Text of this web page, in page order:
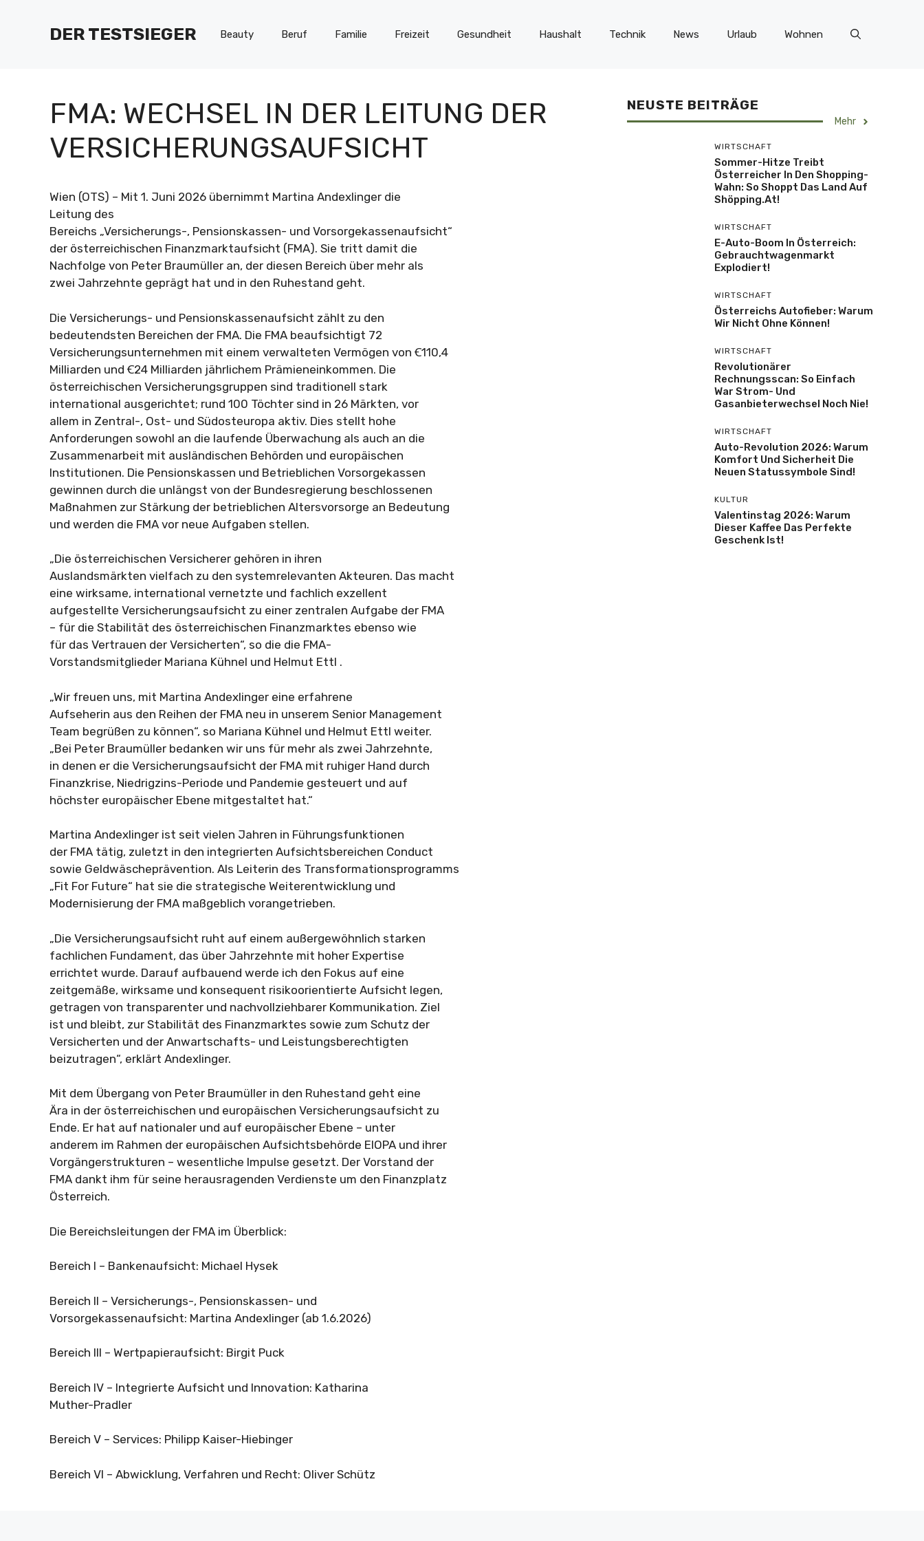
DER TESTSIEGER Beauty Beruf Familie Freizeit Gesundheit Haushalt Technik News Urlaub Wohnen
FMA: WECHSEL IN DER LEITUNG DER
VERSICHERUNGSAUFSICHT
Wien (OTS) – Mit 1. Juni 2026 übernimmt Martina Andexlinger die
Leitung des
Bereichs „Versicherungs-, Pensionskassen- und Vorsorgekassenaufsicht“
der österreichischen Finanzmarktaufsicht (FMA). Sie tritt damit die
Nachfolge von Peter Braumüller an, der diesen Bereich über mehr als
zwei Jahrzehnte geprägt hat und in den Ruhestand geht.
Die Versicherungs- und Pensionskassenaufsicht zählt zu den
bedeutendsten Bereichen der FMA. Die FMA beaufsichtigt 72
Versicherungsunternehmen mit einem verwalteten Vermögen von Ꞓ110,4
Milliarden und Ꞓ24 Milliarden jährlichem Prämieneinkommen. Die
österreichischen Versicherungsgruppen sind traditionell stark
international ausgerichtet; rund 100 Töchter sind in 26 Märkten, vor
allem in Zentral-, Ost- und Südosteuropa aktiv. Dies stellt hohe
Anforderungen sowohl an die laufende Überwachung als auch an die
Zusammenarbeit mit ausländischen Behörden und europäischen
Institutionen. Die Pensionskassen und Betrieblichen Vorsorgekassen
gewinnen durch die unlängst von der Bundesregierung beschlossenen
Maßnahmen zur Stärkung der betrieblichen Altersvorsorge an Bedeutung
und werden die FMA vor neue Aufgaben stellen.
„Die österreichischen Versicherer gehören in ihren
Auslandsmärkten vielfach zu den systemrelevanten Akteuren. Das macht
eine wirksame, international vernetzte und fachlich exzellent
aufgestellte Versicherungsaufsicht zu einer zentralen Aufgabe der FMA
– für die Stabilität des österreichischen Finanzmarktes ebenso wie
für das Vertrauen der Versicherten“, so die die FMA-
Vorstandsmitglieder Mariana Kühnel und Helmut Ettl .
„Wir freuen uns, mit Martina Andexlinger eine erfahrene
Aufseherin aus den Reihen der FMA neu in unserem Senior Management
Team begrüßen zu können“, so Mariana Kühnel und Helmut Ettl weiter.
„Bei Peter Braumüller bedanken wir uns für mehr als zwei Jahrzehnte,
in denen er die Versicherungsaufsicht der FMA mit ruhiger Hand durch
Finanzkrise, Niedrigzins-Periode und Pandemie gesteuert und auf
höchster europäischer Ebene mitgestaltet hat.“
Martina Andexlinger ist seit vielen Jahren in Führungsfunktionen
der FMA tätig, zuletzt in den integrierten Aufsichtsbereichen Conduct
sowie Geldwäscheprävention. Als Leiterin des Transformationsprogramms
„Fit For Future“ hat sie die strategische Weiterentwicklung und
Modernisierung der FMA maßgeblich vorangetrieben.
„Die Versicherungsaufsicht ruht auf einem außergewöhnlich starken
fachlichen Fundament, das über Jahrzehnte mit hoher Expertise
errichtet wurde. Darauf aufbauend werde ich den Fokus auf eine
zeitgemäße, wirksame und konsequent risikoorientierte Aufsicht legen,
getragen von transparenter und nachvollziehbarer Kommunikation. Ziel
ist und bleibt, zur Stabilität des Finanzmarktes sowie zum Schutz der
Versicherten und der Anwartschafts- und Leistungsberechtigten
beizutragen“, erklärt Andexlinger.
Mit dem Übergang von Peter Braumüller in den Ruhestand geht eine
Ära in der österreichischen und europäischen Versicherungsaufsicht zu
Ende. Er hat auf nationaler und auf europäischer Ebene – unter
anderem im Rahmen der europäischen Aufsichtsbehörde EIOPA und ihrer
Vorgängerstrukturen – wesentliche Impulse gesetzt. Der Vorstand der
FMA dankt ihm für seine herausragenden Verdienste um den Finanzplatz
Österreich.
Die Bereichsleitungen der FMA im Überblick:
Bereich I – Bankenaufsicht: Michael Hysek
Bereich II – Versicherungs-, Pensionskassen- und
Vorsorgekassenaufsicht: Martina Andexlinger (ab 1.6.2026)
Bereich III – Wertpapieraufsicht: Birgit Puck
Bereich IV – Integrierte Aufsicht und Innovation: Katharina
Muther-Pradler
Bereich V – Services: Philipp Kaiser-Hiebinger
Bereich VI – Abwicklung, Verfahren und Recht: Oliver Schütz
NEUSTE BEITRÄGE
Mehr
WIRTSCHAFT
Sommer-Hitze Treibt
Österreicher In Den Shopping-
Wahn: So Shoppt Das Land Auf
Shöpping.at!
WIRTSCHAFT
E-Auto-Boom In Österreich:
Gebrauchtwagenmarkt
Explodiert!
WIRTSCHAFT
Österreichs Autofieber: Warum
Wir Nicht Ohne Können!
WIRTSCHAFT
Revolutionärer
Rechnungsscan: So Einfach
War Strom- Und
Gasanbieterwechsel Noch Nie!
WIRTSCHAFT
Auto-Revolution 2026: Warum
Komfort Und Sicherheit Die
Neuen Statussymbole Sind!
KULTUR
Valentinstag 2026: Warum
Dieser Kaffee Das Perfekte
Geschenk Ist!